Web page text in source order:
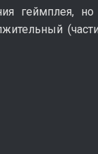
геймплея,